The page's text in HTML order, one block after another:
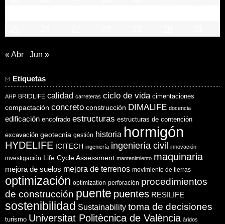
« Abr Jun »
Etiquetas
AHP BRIDLIFE calidad carreteras ciclo de vida cimentaciones
compactación concreto construcción DIMALIFE docencia
edificación encofrado estructuras estructuras de contención
excavación geotecnia gestión historia hormigón
HYDELIFE ICITECH ingeniería ingeniería civil innovación
investigación Life Cycle Assessment mantenimiento maquinaria
mejora de suelos mejora de terrenos movimiento de tierras
optimización optimization perforación procedimientos
de construcción puente puentes RESILIFE
sostenibilidad Sustainability toma de decisiones
turismo Universitat Politècnica de València áridos